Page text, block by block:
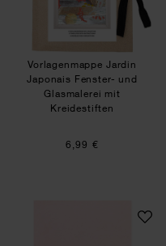
Vorlagenmappe Jardin
Japonais Fenster- und
Glasmalerei mit
Kreidestiften
6,99 €
Paper Patch